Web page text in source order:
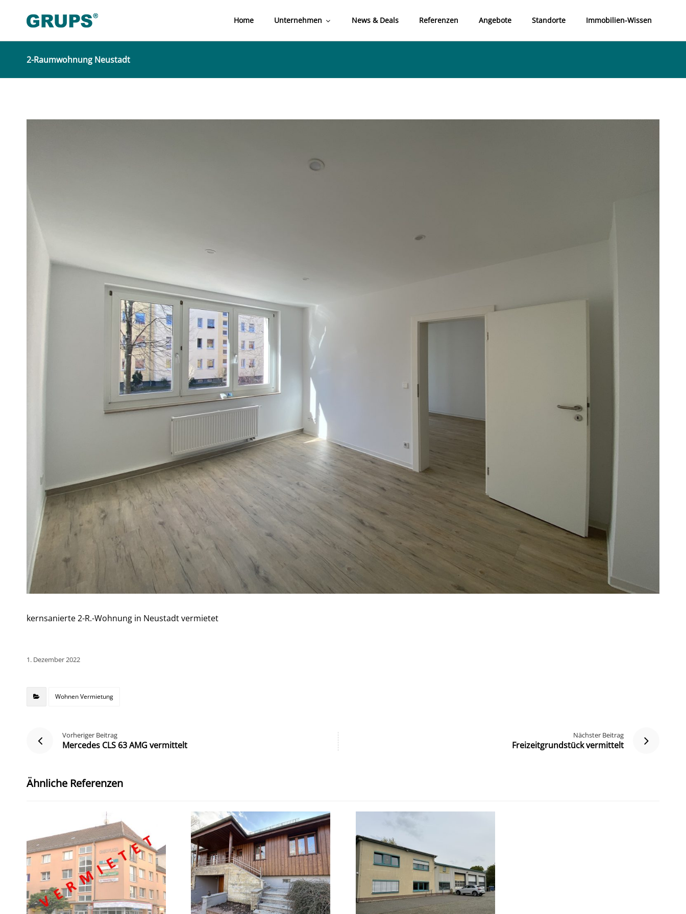
Home Unternehmen News & Deals Referenzen Angebote Standorte Immobilien-Wissen
2-Raumwohnung Neustadt
kernsanierte 2-R.-Wohnung in Neustadt vermietet
1. Dezember 2022
Wohnen Vermietung
Vorheriger Beitrag
Mercedes CLS 63 AMG vermittelt
Nächster Beitrag
Freizeitgrundstück vermittelt
Ähnliche Referenzen